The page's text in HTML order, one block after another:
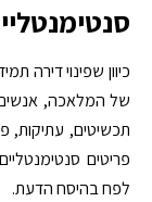
כיוון שפינוי דירה
של המלאכה, אנשים
תכשיטים, עתיקות,
פריטים
לפח בהיסח הדעת.